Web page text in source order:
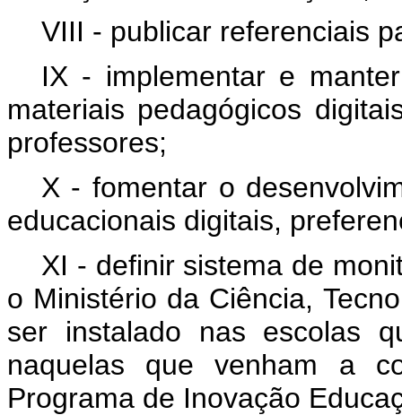
VIII - publicar referenciais
IX - implementar e
materiais pedagógicos
professores;
X - fomentar o
educacionais digitais,
XI - definir sistema de
o Ministério da Ciência,
ser instalado nas escolas
naquelas que venham a
Programa de Inovação